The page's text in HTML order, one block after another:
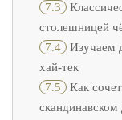
7.3
столешницей
7.4 Изучаем
хай-тек
7.5 Как
скандинавском